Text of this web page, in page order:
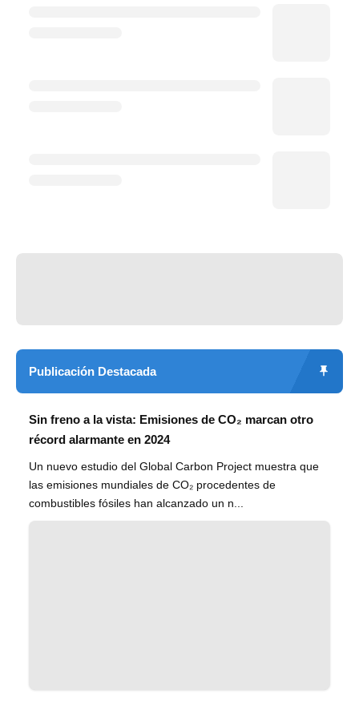
Publicación Destacada
Sin freno a la vista: Emisiones de CO₂ marcan otro
récord alarmante en 2024
Un nuevo estudio del Global Carbon Project muestra que
las emisiones mundiales de CO₂ procedentes de
combustibles fósiles han alcanzado un n...